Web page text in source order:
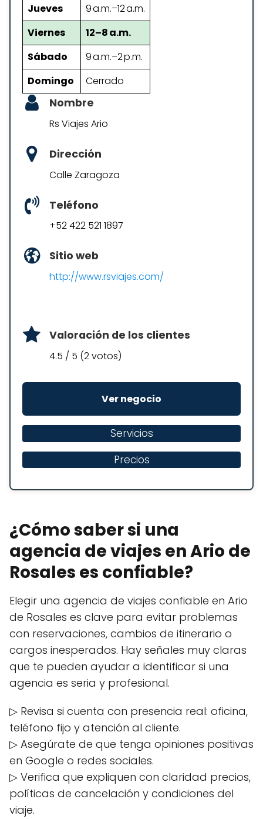
Jueves
9 a.m.–12 a.m.
Viernes
12–8 a.m.
Sábado
9 a.m.–2 p.m.
Domingo
Cerrado
Nombre
Rs Viajes Ario
Dirección
Calle Zaragoza
Teléfono
+52 422 521 1897
Sitio web
http://www.rsviajes.com/
Valoración de los clientes
4.5 / 5 (2 votos)
Ver negocio
Servicios
Precios
¿Cómo saber si una
agencia de viajes en Ario de
Rosales es confiable?
Elegir una agencia de viajes confiable en Ario
de Rosales es clave para evitar problemas
con reservaciones, cambios de itinerario o
cargos inesperados. Hay señales muy claras
que te pueden ayudar a identificar si una
agencia es seria y profesional.
▷ Revisa si cuenta con presencia real: oficina,
teléfono fijo y atención al cliente.
▷ Asegúrate de que tenga opiniones positivas
en Google o redes sociales.
▷ Verifica que expliquen con claridad precios,
políticas de cancelación y condiciones del
viaje.